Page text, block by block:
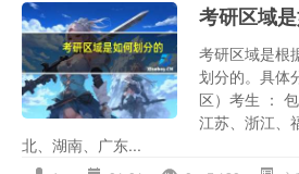
考研区域
考研区域是根
划分的。具体
区）考生 ：
江苏、浙江、
北、湖南、广东...